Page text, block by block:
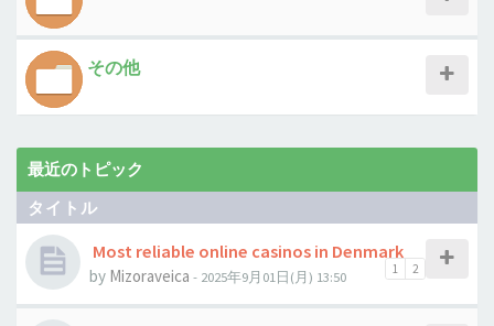
その他
最近のトピック
タイトル
Most reliable online casinos in Denmark
1 2
by Mizoraveica - 2025年9月01日(月) 13:50